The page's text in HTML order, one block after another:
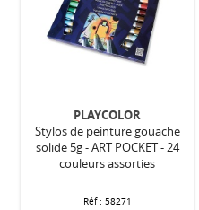
PLAYCOLOR
Stylos de peinture gouache
solide 5g - ART POCKET - 24
couleurs assorties
Réf : 58271